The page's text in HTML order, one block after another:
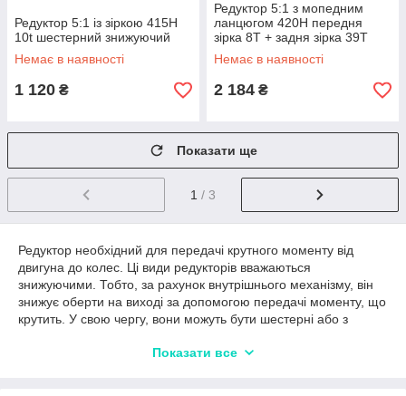
Редуктор 5:1 із зіркою 415Н
10t шестерний знижуючий
Немає в наявності
1 120 ₴
Редуктор 5:1 з мопедним
ланцюгом 420H передня
зірка 8T + задня зірка 39T
Немає в наявності
2 184 ₴
Показати ще
1 / 3
Редуктор необхідний для передачі крутного моменту від
двигуна до колес. Ці види редукторів вважаються
знижуючими. Тобто, за рахунок внутрішнього механізму, він
знижує оберти на виході за допомогою передачі моменту, що
крутить. У свою чергу, вони можуть бути шестерні або з
передавальне число 3:1, він передає обертання з дзвона
Показати все